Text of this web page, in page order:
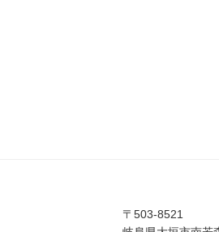
〒503-8521